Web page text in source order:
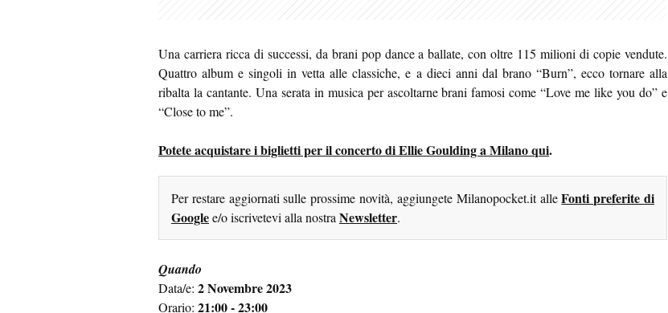
Una carriera ricca di successi, da brani pop dance a ballate, con oltre 115 milioni di copie vendute.
Quattro album e singoli in vetta alle classiche, e a dieci anni dal brano “Burn”, ecco tornare alla
ribalta la cantante. Una serata in musica per ascoltarne brani famosi come “Love me like you do” e
“Close to me”.
Potete acquistare i biglietti per il concerto di Ellie Goulding a Milano qui.
Per restare aggiornati sulle prossime novità, aggiungete Milanopocket.it alleFonti preferite di
Googlee/o iscrivetevi alla nostraNewsletter.
Quando
Data/e: 2 Novembre 2023
Orario: 21:00 - 23:00